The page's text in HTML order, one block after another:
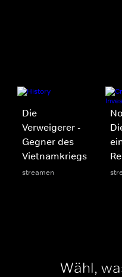
Die
Verweigerer -
Gegner des
Vietnamkriegs
streamen
Wähl,